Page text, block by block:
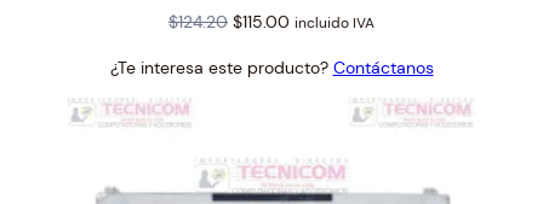
d
$124.20 Original
was:
$115.00 Current
is:
incluido IVA
¿Te interesa este producto? Contáctanos